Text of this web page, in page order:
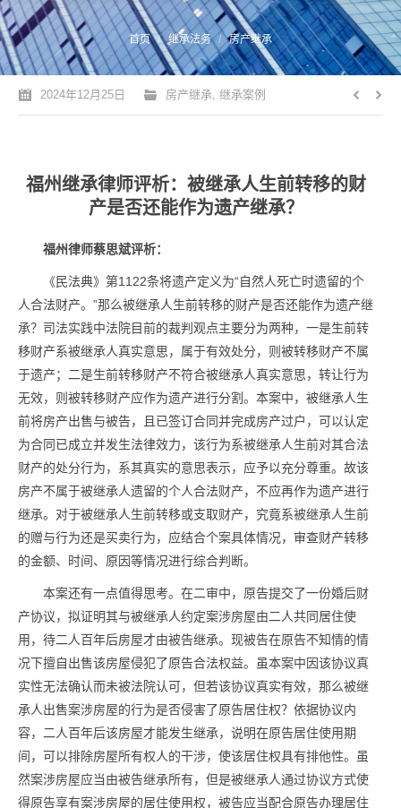
您的位置： 首页 继承法务 房产继承
2024年12月25日 房产继承, 继承案例
福州继承律师评析：被继承人生前转移的财
产是否还能作为遗产继承？
福州律师蔡思斌评析：
《民法典》第1122条将遗产定义为“自然人死亡时遗留的个
人合法财产。”那么被继承人生前转移的财产是否还能作为遗产继
承？司法实践中法院目前的裁判观点主要分为两种，一是生前转
移财产系被继承人真实意思，属于有效处分，则被转移财产不属
于遗产；二是生前转移财产不符合被继承人真实意思，转让行为
无效，则被转移财产应作为遗产进行分割。本案中，被继承人生
前将房产出售与被告，且已签订合同并完成房产过户，可以认定
为合同已成立并发生法律效力，该行为系被继承人生前对其合法
财产的处分行为，系其真实的意思表示，应予以充分尊重。故该
房产不属于被继承人遗留的个人合法财产，不应再作为遗产进行
继承。对于被继承人生前转移或支取财产，究竟系被继承人生前
的赠与行为还是买卖行为，应结合个案具体情况，审查财产转移
的金额、时间、原因等情况进行综合判断。
本案还有一点值得思考。在二审中，原告提交了一份婚后财
产协议，拟证明其与被继承人约定案涉房屋由二人共同居住使
用，待二人百年后房屋才由被告继承。现被告在原告不知情的情
况下擅自出售该房屋侵犯了原告合法权益。虽本案中因该协议真
实性无法确认而未被法院认可，但若该协议真实有效，那么被继
承人出售案涉房屋的行为是否侵害了原告居住权？依据协议内
容，二人百年后该房屋才能发生继承，说明在原告居住使用期
间，可以排除房屋所有权人的干涉，使该居住权具有排他性。虽
然案涉房屋应当由被告继承所有，但是被继承人通过协议方式使
得原告享有案涉房屋的居住使用权，被告应当配合原告办理居住